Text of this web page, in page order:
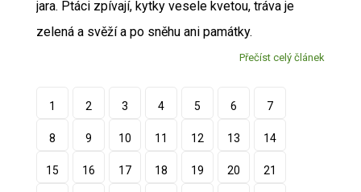
jara. Ptáci zpívají, kytky vesele kvetou, tráva je
zelená a svěží a po sněhu ani památky.
Přečíst celý článek
1 2 3 4 5 6 7
8 9 10 11 12 13 14
15 16 17 18 19 20 21